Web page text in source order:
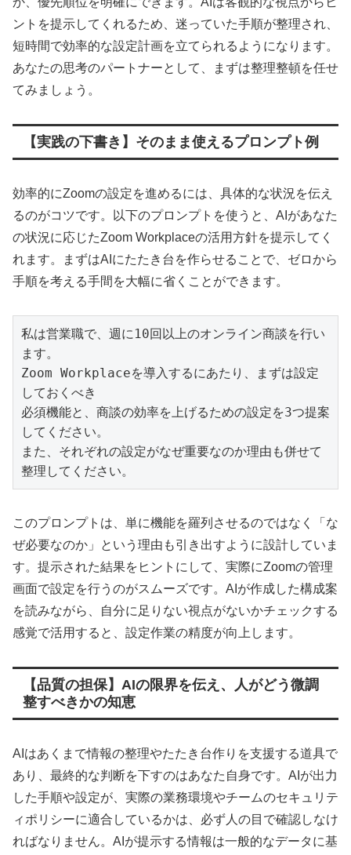
ントを提示してくれるため、迷っていた手順が整理され、
短時間で効率的な設定計画を立てられるようになります。
あなたの思考のパートナーとして、まずは整理整頓を任せ
てみましょう。
【実践の下書き】そのまま使えるプロンプト例
効率的にZoomの設定を進めるには、具体的な状況を伝え
るのがコツです。以下のプロンプトを使うと、AIがあなた
の状況に応じたZoom Workplaceの活用方針を提示してく
れます。まずはAIにたたき台を作らせることで、ゼロから
手順を考える手間を大幅に省くことができます。
私は営業職で、週に10回以上のオンライン商談を行い
ます。
Zoom Workplaceを導入するにあたり、まずは設定
しておくべき
必須機能と、商談の効率を上げるための設定を3つ提案
してください。
また、それぞれの設定がなぜ重要なのか理由も併せて
整理してください。
このプロンプトは、単に機能を羅列させるのではなく「な
ぜ必要なのか」という理由も引き出すように設計していま
す。提示された結果をヒントにして、実際にZoomの管理
画面で設定を行うのがスムーズです。AIが作成した構成案
を読みながら、自分に足りない視点がないかチェックする
感覚で活用すると、設定作業の精度が向上します。
【品質の担保】AIの限界を伝え、人がどう微調
整すべきかの知恵
AIはあくまで情報の整理やたたき台作りを支援する道具で
あり、最終的な判断を下すのはあなた自身です。AIが出力
した手順や設定が、実際の業務環境やチームのセキュリテ
ィポリシーに適合しているかは、必ず人の目で確認しなけ
ればなりません。AIが提示する情報は一般的なデータに基